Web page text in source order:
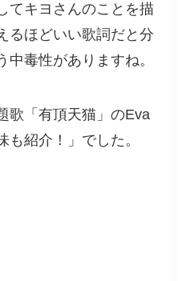
てキヨさんのことを描
るほどいい歌詞だと分
毒性がありますね。
歌「有頂天猫」のEva
も紹介！」でした。